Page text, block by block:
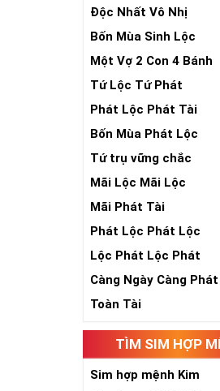
Độc Nhất Vô Nhị
Bốn Mùa Sinh Lộc
Một Vợ 2 Con 4 Bánh
Tứ Lộc Tứ Phát
Phát Lộc Phát Tài
Bốn Mùa Phát Lộc
Tứ trụ vững chắc
Mãi Lộc Mãi Lộc
Mãi Phát Tài
Phát Lộc Phát Lộc
Lộc Phát Lộc Phát
Càng Ngày Càng Phát
Toàn Tài
TÌM SIM HỢP
Sim hợp mệnh Kim